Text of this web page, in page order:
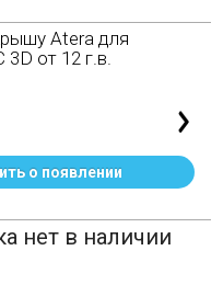
Atera для
3D от 12 г.в.
о появлении
нет в наличии